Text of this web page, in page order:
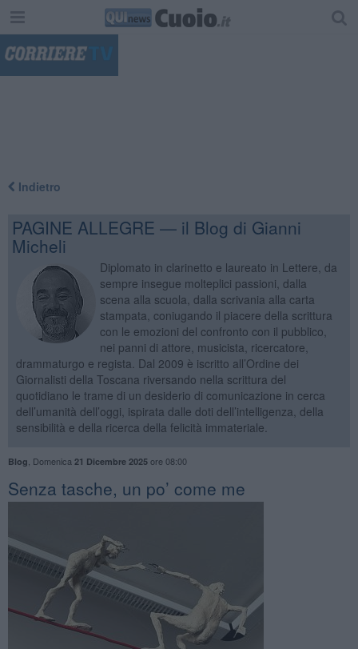
Indietro
PAGINE ALLEGRE — il Blog di Gianni
Micheli
Diplomato in clarinetto e laureato in Lettere, da
sempre insegue molteplici passioni, dalla
scena alla scuola, dalla scrivania alla carta
stampata, coniugando il piacere della scrittura
con le emozioni del confronto con il pubblico,
nei panni di attore, musicista, ricercatore,
drammaturgo e regista. Dal 2009 è iscritto all’Ordine dei
Giornalisti della Toscana riversando nella scrittura del
quotidiano le trame di un desiderio di comunicazione in cerca
dell’umanità dell’oggi, ispirata dalle doti dell’intelligenza, della
sensibilità e della ricerca della felicità immateriale.
Blog Domenica 21 Dicembre 2025ore 08:00
​Senza tasche, un po’ come me